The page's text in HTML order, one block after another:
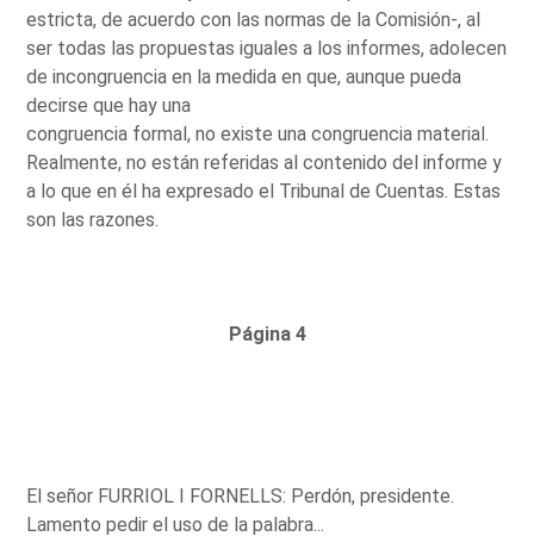
estricta, de acuerdo con las normas de la Comisión-, al
ser todas las propuestas iguales a los informes, adolecen
de incongruencia en la medida en que, aunque pueda
decirse que hay una
congruencia formal, no existe una congruencia material.
Realmente, no están referidas al contenido del informe y
a lo que en él ha expresado el Tribunal de Cuentas. Estas
son las razones.
Página 4
El señor FURRIOL I FORNELLS: Perdón, presidente.
Lamento pedir el uso de la palabra...